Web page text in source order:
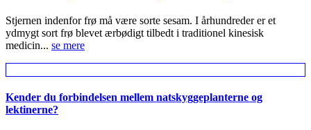
Stjernen indenfor frø må være sorte sesam. I århundreder er et
ydmygt sort frø blevet ærbødigt tilbedt i traditionel kinesisk
medicin... se mere
Kender du forbindelsen mellem natskyggeplanterne og
lektinerne?